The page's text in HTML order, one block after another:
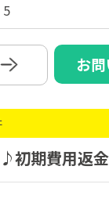
お
初期費用返